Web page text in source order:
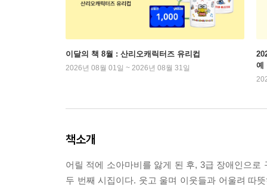
이달의 책 8월 : 산리오캐릭터즈 유리컵
2026년 08월 01일 ~ 2026년 08월 31일
예
책소개
어릴 적에 소아마비를 앓게 된 후, 3급 장애인으
두 번째 시집이다. 웃고 울며 이웃들과 어울려 따